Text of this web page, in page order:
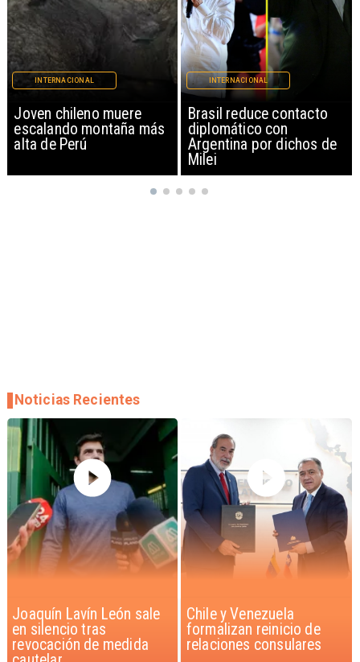
Brasil reduce contacto
diplomático con
Argentina por dichos de
INTERNACIONAL
China restringe
exportación de drones a
EEUU y sanciona
empresas
INTERNACIONAL
Chile y Venezuela
formalizan reinicio de
relaciones consulares
Feriantes rechazan
dichos de Camila Flores
sobre Fabiola Campillai
Noticias Recientes